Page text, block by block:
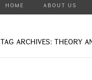
HOME ABOUT US
TAG ARCHIVES: THEORY